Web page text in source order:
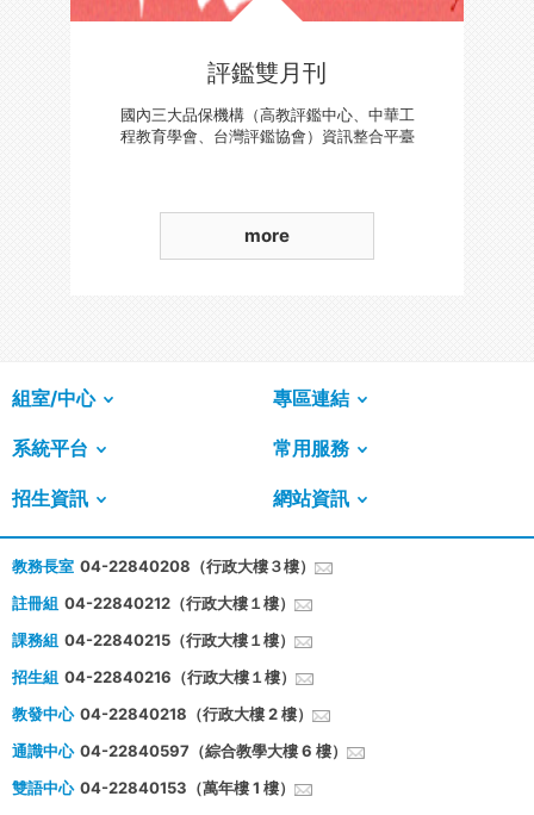
評鑑雙月刊
國內三大品保機構（高教評鑑中心、中華工
程教育學會、台灣評鑑協會）資訊整合平臺
more
組室/中心 專區連結
系統平台 常用服務
招生資訊 網站資訊
教務長室 04-22840208（行政大樓３樓）
註冊組 04-22840212（行政大樓１樓）
課務組 04-22840215（行政大樓１樓）
招生組 04-22840216（行政大樓１樓）
教發中心 04-22840218（行政大樓 2 樓）
通識中心 04-22840597（綜合教學大樓 6 樓）
雙語中心 04-22840153（萬年樓 1 樓）